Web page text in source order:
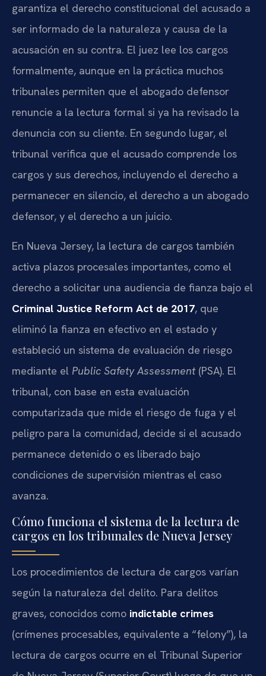
garantiza el derecho constitucional del acusado a
ser informado de la naturaleza y causa de la
acusación en su contra. El juez lee los cargos
formalmente, aunque en la práctica muchos
tribunales permiten que el abogado defensor
renuncie a la lectura formal si ya ha revisado la
denuncia con su cliente. En segundo lugar, el
tribunal verifica que el acusado comprende los
cargos y sus derechos, incluyendo el derecho a
permanecer en silencio, el derecho a un abogado
defensor, y el derecho a un juicio.
En Nueva Jersey, la lectura de cargos también
activa plazos procesales importantes, como el
derecho a solicitar una audiencia de fianza bajo el
Criminal Justice Reform Act de 2017, que
eliminó la fianza en efectivo en el estado y
estableció un sistema de evaluación de riesgo
mediante el Public Safety Assessment(PSA). El
tribunal, con base en esta evaluación
computarizada que mide el riesgo de fuga y el
peligro para la comunidad, decide si el acusado
permanece detenido o es liberado bajo
condiciones de supervisión mientras el caso
avanza.
Cómo funciona el sistema de la lectura de
cargos en los tribunales de Nueva Jersey
Los procedimientos de lectura de cargos varían
según la naturaleza del delito. Para delitos
graves, conocidos como indictable crimes
(crímenes procesables, equivalente a “felony”), la
lectura de cargos ocurre en el Tribunal Superior